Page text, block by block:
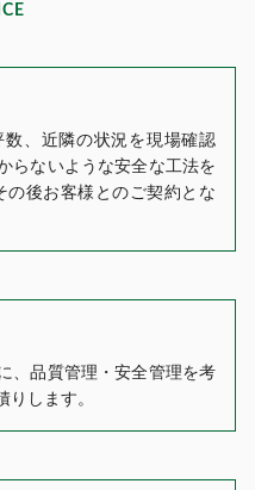
、近隣の状況を現場確認
らないような安全な工法を
後お客様とのご契約とな
、品質管理・安全管理を考
します。